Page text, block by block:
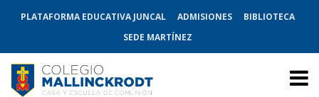
PLATAFORMA EDUCATIVA JUNCAL ADMISIONES
BIBLIOTECA
SEDE MARTÍNEZ